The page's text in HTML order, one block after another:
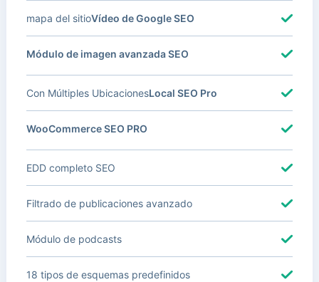
Vídeo de Google SEO
mapa del sitio
Módulo de imagen avanzada SEO
Local SEO Pro
Con Múltiples Ubicaciones
WooCommerce SEO PRO
EDD completo SEO
Filtrado de publicaciones avanzado
Módulo de podcasts
18 tipos de esquemas predefinidos